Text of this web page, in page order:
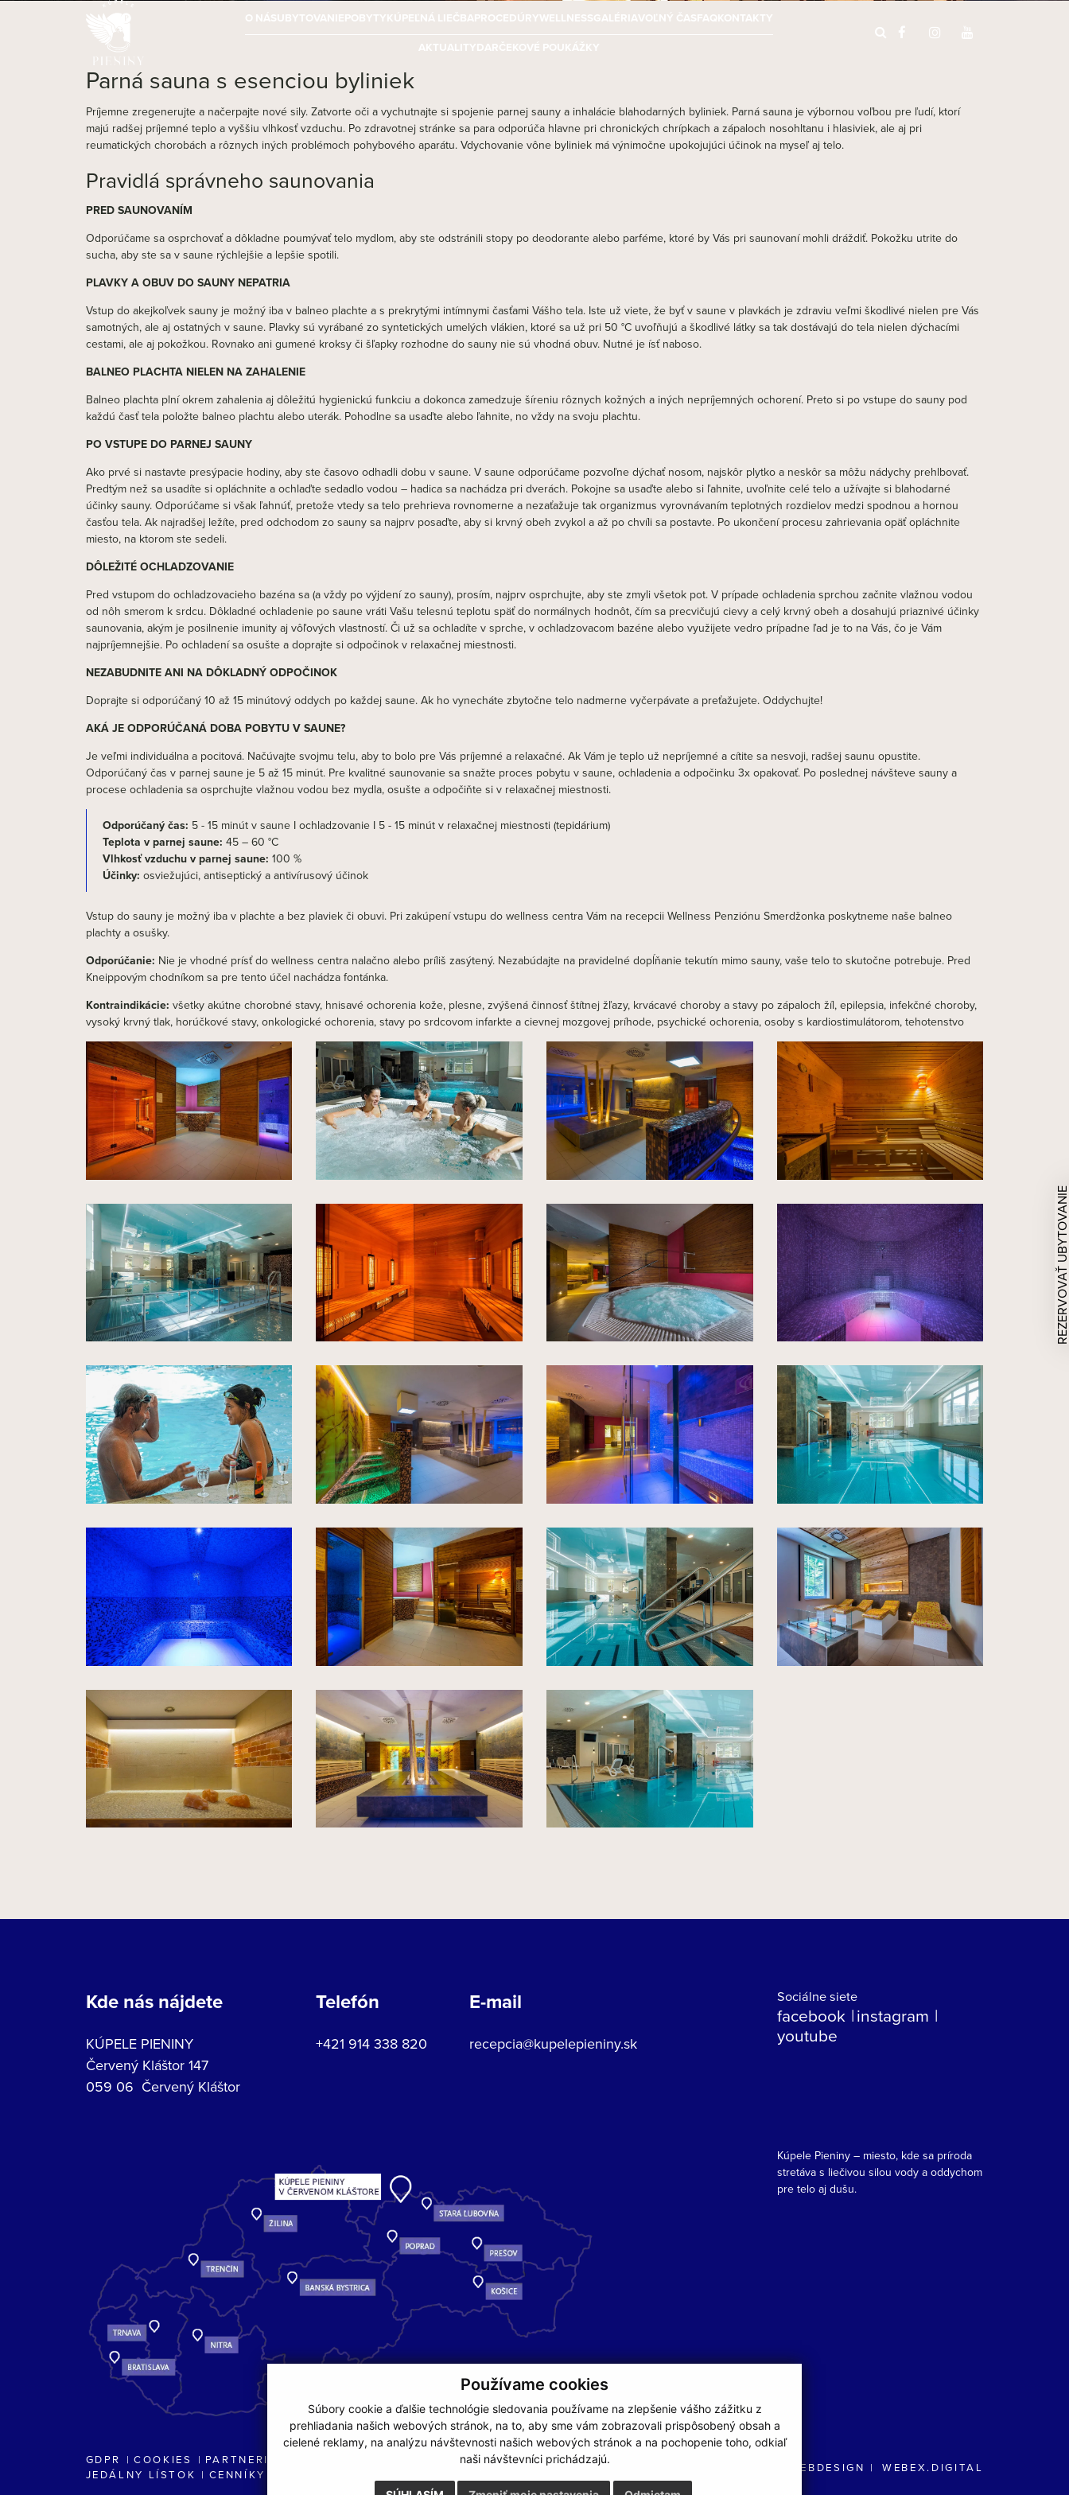
Používame cookies
Súbory cookie a ďalšie technológie sledovania používame na zlepšenie vášho zážitku z
prehliadania našich webových stránok, na to, aby sme vám zobrazovali prispôsobený obsah a
cielené reklamy, na analýzu návštevnosti našich webových stránok a na pochopenie toho, odkiaľ
naši návštevníci prichádzajú.
O NÁSUBYTOVANIEPOBYTYKÚPEĽNÁ LIEČBAPROCEDÚRYWELLNESSGALÉRIAVOĽNÝ ČASFAQKONTAKTY
AKTUALITYDARČEKOVÉ POUKÁŽKY
Parná sauna s esenciou byliniek
Príjemne zregenerujte a načerpajte nové sily. Zatvorte oči a vychutnajte si spojenie parnej sauny a inhalácie blahodarných byliniek. Parná sauna je výbornou voľbou pre ľudí, ktorí
majú radšej príjemné teplo a vyššiu vlhkosť vzduchu. Po zdravotnej stránke sa para odporúča hlavne pri chronických chrípkach a zápaloch nosohltanu i hlasiviek, ale aj pri
reumatických chorobách a rôznych iných problémoch pohybového aparátu. Vdychovanie vône byliniek má výnimočne upokojujúci účinok na myseľ aj telo.
Pravidlá správneho saunovania
PRED SAUNOVANÍM
Odporúčame sa osprchovať a dôkladne poumývať telo mydlom, aby ste odstránili stopy po deodorante alebo parféme, ktoré by Vás pri saunovaní mohli dráždiť. Pokožku utrite do
sucha, aby ste sa v saune rýchlejšie a lepšie spotili.
PLAVKY A OBUV DO SAUNY NEPATRIA
Vstup do akejkoľvek sauny je možný iba v balneo plachte a s prekrytými intímnymi časťami Vášho tela. Iste už viete, že byť v saune v plavkách je zdraviu veľmi škodlivé nielen pre Vás
samotných, ale aj ostatných v saune. Plavky sú vyrábané zo syntetických umelých vlákien, ktoré sa už pri 50 °C uvoľňujú a škodlivé látky sa tak dostávajú do tela nielen dýchacími
cestami, ale aj pokožkou. Rovnako ani gumené kroksy či šľapky rozhodne do sauny nie sú vhodná obuv. Nutné je ísť naboso.
BALNEO PLACHTA NIELEN NA ZAHALENIE
Balneo plachta plní okrem zahalenia aj dôležitú hygienickú funkciu a dokonca zamedzuje šíreniu rôznych kožných a iných nepríjemných ochorení. Preto si po vstupe do sauny pod
každú časť tela položte balneo plachtu alebo uterák. Pohodlne sa usaďte alebo ľahnite, no vždy na svoju plachtu.
PO VSTUPE DO PARNEJ SAUNY
Ako prvé si nastavte presýpacie hodiny, aby ste časovo odhadli dobu v saune. V saune odporúčame pozvoľne dýchať nosom, najskôr plytko a neskôr sa môžu nádychy prehlbovať.
Predtým než sa usadíte si opláchnite a ochlaďte sedadlo vodou – hadica sa nachádza pri dverách. Pokojne sa usaďte alebo si ľahnite, uvoľnite celé telo a užívajte si blahodarné
účinky sauny. Odporúčame si však ľahnúť, pretože vtedy sa telo prehrieva rovnomerne a nezaťažuje tak organizmus vyrovnávaním teplotných rozdielov medzi spodnou a hornou
časťou tela. Ak najradšej ležíte, pred odchodom zo sauny sa najprv posaďte, aby si krvný obeh zvykol a až po chvíli sa postavte. Po ukončení procesu zahrievania opäť opláchnite
miesto, na ktorom ste sedeli.
DÔLEŽITÉ OCHLADZOVANIE
Pred vstupom do ochladzovacieho bazéna sa (a vždy po výjdení zo sauny), prosím, najprv osprchujte, aby ste zmyli všetok pot. V prípade ochladenia sprchou začnite vlažnou vodou
od nôh smerom k srdcu. Dôkladné ochladenie po saune vráti Vašu telesnú teplotu späť do normálnych hodnôt, čím sa precvičujú cievy a celý krvný obeh a dosahujú priaznivé účinky
saunovania, akým je posilnenie imunity aj vôľových vlastností. Či už sa ochladíte v sprche, v ochladzovacom bazéne alebo využijete vedro prípadne ľad je to na Vás, čo je Vám
najpríjemnejšie. Po ochladení sa osušte a doprajte si odpočinok v relaxačnej miestnosti.
NEZABUDNITE ANI NA DÔKLADNÝ ODPOČINOK
Doprajte si odporúčaný 10 až 15 minútový oddych po každej saune. Ak ho vynecháte zbytočne telo nadmerne vyčerpávate a preťažujete. Oddychujte!
AKÁ JE ODPORÚČANÁ DOBA POBYTU V SAUNE?
Je veľmi individuálna a pocitová. Načúvajte svojmu telu, aby to bolo pre Vás príjemné a relaxačné. Ak Vám je teplo už nepríjemné a cítite sa nesvoji, radšej saunu opustite.
Odporúčaný čas v parnej saune je 5 až 15 minút. Pre kvalitné saunovanie sa snažte proces pobytu v saune, ochladenia a odpočinku 3x opakovať. Po poslednej návšteve sauny a
procese ochladenia sa osprchujte vlažnou vodou bez mydla, osušte a odpočiňte si v relaxačnej miestnosti.
Odporúčaný čas: 5 - 15 minút v saune I ochladzovanie I 5 - 15 minút v relaxačnej miestnosti (tepidárium)
Teplota v parnej saune: 45 – 60 °C
Vlhkosť vzduchu v parnej saune: 100 %
Účinky: osviežujúci, antiseptický a antivírusový účinok
Vstup do sauny je možný iba v plachte a bez plaviek či obuvi. Pri zakúpení vstupu do wellness centra Vám na recepcii Wellness Penziónu Smerdžonka poskytneme naše balneo
plachty a osušky.
Odporúčanie: Nie je vhodné prísť do wellness centra nalačno alebo príliš zasýtený. Nezabúdajte na pravidelné dopĺňanie tekutín mimo sauny, vaše telo to skutočne potrebuje. Pred
Kneippovým chodníkom sa pre tento účel nachádza fontánka.
Kontraindikácie: všetky akútne chorobné stavy, hnisavé ochorenia kože, plesne, zvýšená činnosť štítnej žľazy, krvácavé choroby a stavy po zápaloch žíl, epilepsia, infekčné choroby,
vysoký krvný tlak, horúčkové stavy, onkologické ochorenia, stavy po srdcovom infarkte a cievnej mozgovej príhode, psychické ochorenia, osoby s kardiostimulátorom, tehotenstvo
Kde nás nájdete
KÚPELE PIENINY
Červený Kláštor 147
059 06 Červený Kláštor
Telefón
+421 914 338 820
E-mail
recepcia@kupelepieniny.sk
Sociálne siete
facebook instagram
youtube
Kúpele Pieniny – miesto, kde sa príroda
stretáva s liečivou silou vody a oddychom
pre telo aj dušu.
GDPR COOKIES
PARTNERI
JEDÁLNY LÍSTOK
CENNÍKY
NA ZAČIATOK STRÁNKY WEBDESIGN WEBEX.DIGITAL